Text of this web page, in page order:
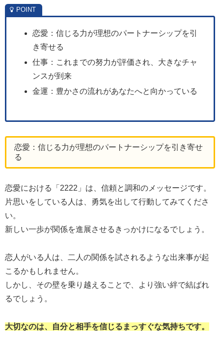
恋愛：信じる力が理想のパートナーシップを引
き寄せる
仕事：これまでの努力が評価され、大きなチャ
ンスが到来
金運：豊かさの流れがあなたへと向かっている
恋愛：信じる力が理想のパートナーシップを引き寄せ
る
恋愛における「2222」は、信頼と調和のメッセージです。
片思いをしている人は、勇気を出して行動してみてくださ
い。
新しい一歩が関係を進展させるきっかけになるでしょう。
恋人がいる人は、二人の関係を試されるような出来事が起
こるかもしれません。
しかし、その壁を乗り越えることで、より強い絆で結ばれ
るでしょう。
大切なのは、自分と相手を信じるまっすぐな気持ちです。